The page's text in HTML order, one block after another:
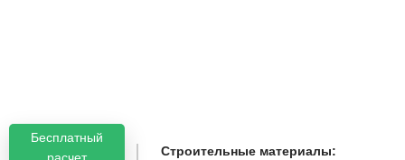
Бесплатный
расчет
Строительные материалы: